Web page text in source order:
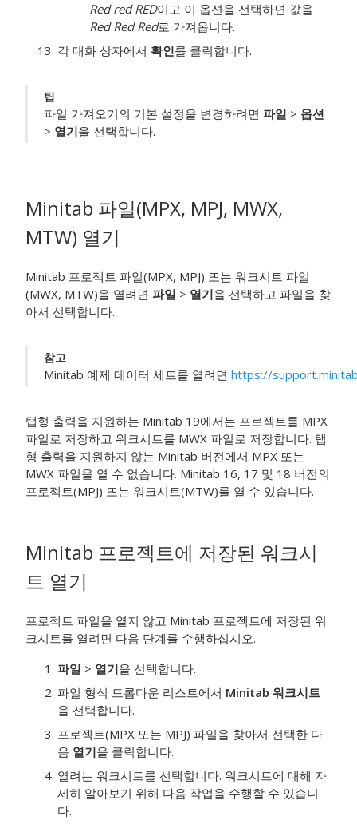
Red red RED이고 이 옵션을 선택하면 값을
Red Red Red로 가져옵니다.
각 대화 상자에서 확인를 클릭합니다.
팁
파일 가져오기의 기본 설정을 변경하려면 파일 > 옵션
> 열기을 선택합니다.
Minitab 파일(MPX, MPJ, MWX,
MTW) 열기
Minitab 프로젝트 파일(MPX, MPJ) 또는 워크시트 파일
(MWX, MTW)을 열려면 파일 > 열기을 선택하고 파일을 찾
아서 선택합니다.
참고
Minitab 예제 데이터 세트를 열려면 https://
탭형 출력을 지원하는 Minitab 19에서는 프로젝트를 MPX
파일로 저장하고 워크시트를 MWX 파일로 저장합니다. 탭
형 출력을 지원하지 않는 Minitab 버전에서 MPX 또는
MWX 파일을 열 수 없습니다. Minitab 16, 17 및 18 버전의
프로젝트(MPJ) 또는 워크시트(MTW)를 열 수 있습니다.
Minitab 프로젝트에 저장된 워크시
트 열기
프로젝트 파일을 열지 않고 Minitab 프로젝트에 저장된 워
크시트를 열려면 다음 단계를 수행하십시오.
파일 > 열기을 선택합니다.
파일 형식 드롭다운 리스트에서 Minitab 워크시트
을 선택합니다.
프로젝트(MPX 또는 MPJ) 파일을 찾아서 선택한 다
음 열기을 클릭합니다.
열려는 워크시트를 선택합니다. 워크시트에 대해 자
세히 알아보기 위해 다음 작업을 수행할 수 있습니
다.